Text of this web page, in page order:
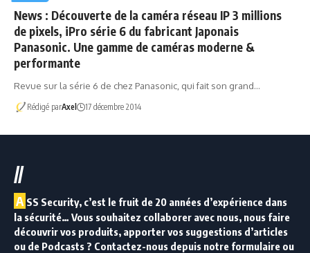
News : Découverte de la caméra réseau IP 3 millions
de pixels, iPro série 6 du fabricant Japonais
Panasonic. Une gamme de caméras moderne &
performante
Revue sur la série 6 de chez Panasonic, qui fait son grand…
Rédigé parAxel 17 décembre 2014
//
A SS Security, c’est le fruit de 20 années d’expérience dans
la sécurité… Vous souhaitez collaborer avec nous, nous faire
découvrir vos produits, apporter vos suggestions d’articles
ou de Podcasts ? Contactez-nous depuis notre formulaire ou